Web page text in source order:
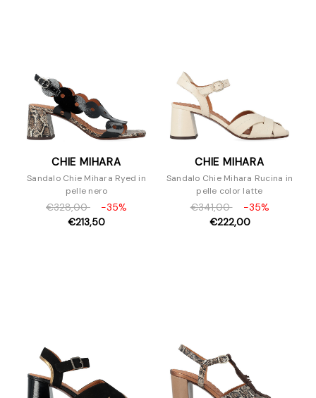
CHIE MIHARA
Sandalo Chie Mihara Ryed in
pelle nero
€328,00
-35%
€213,50
CHIE MIHARA
Sandalo Chie Mihara Rucina in
pelle color latte
€341,00
-35%
€222,00